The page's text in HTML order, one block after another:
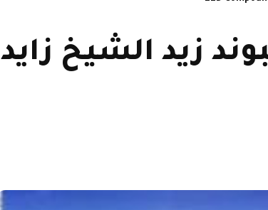
زيد الشيخ زايد